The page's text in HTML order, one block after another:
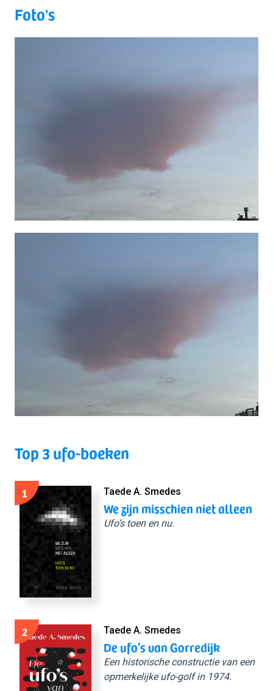
Foto's
Top 3 ufo-boeken
1 Taede A. Smedes
We zijn misschien niet alleen
Ufo’s toen en nu.
2 Taede A. Smedes
De ufo’s van Gorredijk
Een historische constructie van een
opmerkelijke ufo-golf in 1974.